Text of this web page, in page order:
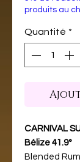
produits au
Quantité *
CARNIVAL
Bélize 41.9°
Blended